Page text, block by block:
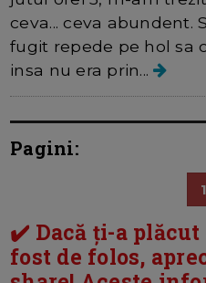
ceva... ceva abundent.
fugit repede pe hol sa
insa nu era prin...
Pagini:
1
✔️ Dacă ți-a
fost de folos,